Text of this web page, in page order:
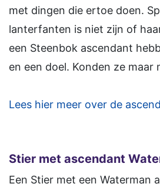
met dingen die ertoe doen.
lanterfanten is niet zijn of
een Steenbok ascendant
en een doel. Konden ze maar
Lees hier meer over de
Stier met ascendant
Een Stier met een Waterman